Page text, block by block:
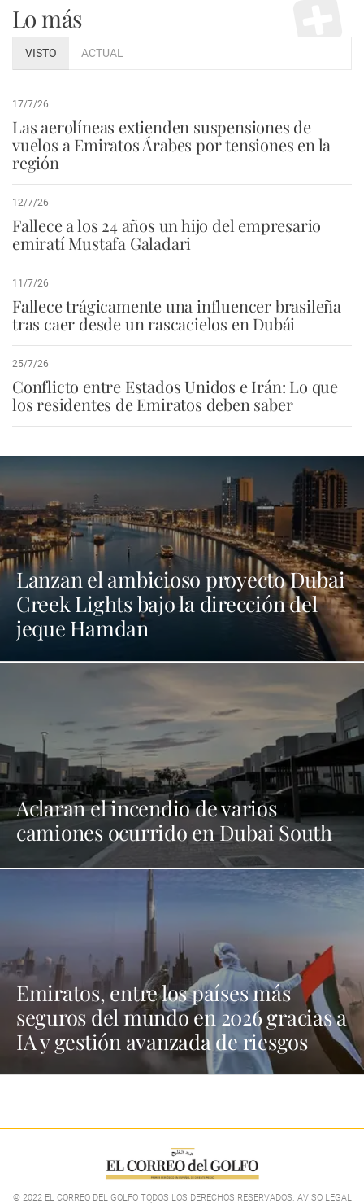
Lo más
VISTO ACTUAL
17/7/26
Las aerolíneas extienden suspensiones de
vuelos a Emiratos Árabes por tensiones en la
región
12/7/26
Fallece a los 24 años un hijo del empresario
emiratí Mustafa Galadari
11/7/26
Fallece trágicamente una influencer brasileña
tras caer desde un rascacielos en Dubái
25/7/26
Conflicto entre Estados Unidos e Irán: Lo que
los residentes de Emiratos deben saber
Lanzan el ambicioso proyecto Dubai
Creek Lights bajo la dirección del
jeque Hamdan
Aclaran el incendio de varios
camiones ocurrido en Dubai South
Emiratos, entre los países más
seguros del mundo en 2026 gracias a
IA y gestión avanzada de riesgos
© 2022 EL CORREO DEL GOLFO TODOS LOS DERECHOS RESERVADOS. AVISO LEGAL